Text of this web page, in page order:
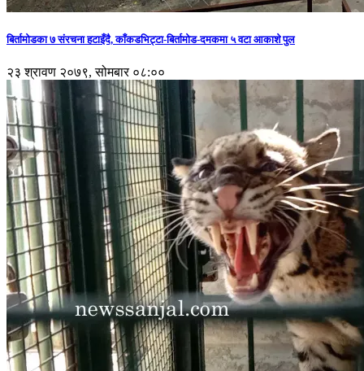
बिर्तामोडका ७ संरचना हटाइँदै, काँकडभिट्टा-बिर्तामोड-दमकमा ५ वटा आकाशे पुल
२३ श्रावण २०७९, सोमबार ०८:००